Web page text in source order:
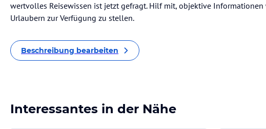
wertvolles Reisewissen ist jetzt gefragt. Hilf mit, objektive Informationen
Urlaubern zur Verfügung zu stellen.
Beschreibung bearbeiten
Interessantes in der Nähe